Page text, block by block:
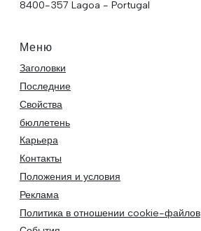
8400-357 Lagoa - Portugal
Меню
Заголовки
Последние
Свойства
бюллетень
Карьера
Контакты
Положения и условия
Реклама
Политика в отношении cookie-файлов